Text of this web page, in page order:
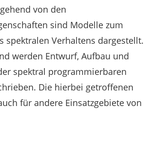
von den
sind Modelle zum
spektralen Verhaltens dargestellt.
werden Entwurf, Aufbau und
spektral programmierbaren
Die hierbei getroffenen
für andere Einsatzgebiete von